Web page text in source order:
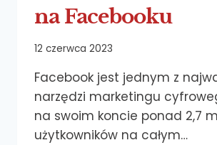
na Facebooku
12 czerwca 2023
Facebook jest jednym z
narzędzi marketingu
na swoim koncie ponad 2,7
użytkowników na całym…